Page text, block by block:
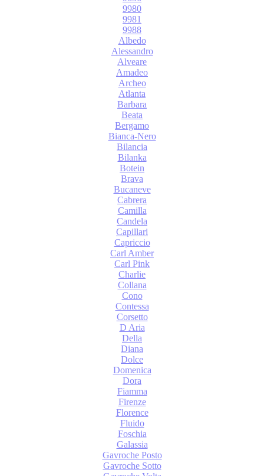
9980
9981
9988
Albedo
Alessandro
Alveare
Amadeo
Archeo
Atlanta
Barbara
Beata
Bergamo
Bianca-Nero
Bilancia
Bilanka
Botein
Brava
Bucaneve
Cabrera
Camilla
Candela
Capillari
Capriccio
Carl Amber
Carl Pink
Charlie
Collana
Cono
Contessa
Corsetto
D Aria
Della
Diana
Dolce
Domenica
Dora
Fiamma
Firenze
Florence
Fluido
Foschia
Galassia
Gavroche Posto
Gavroche Sotto